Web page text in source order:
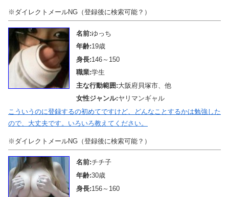
※ダイレクトメールNG（登録後に検索可能？）
名前:ゆっち
年齢:19歳
身長:146～150
職業:学生
主な行動範囲:大阪府貝塚市、他
女性ジャンル:ヤリマンギャル
こういうのに登録するの初めてですけど、どんなことするかは勉強した
ので、大丈夫です。いろいろ教えてください。
※ダイレクトメールNG（登録後に検索可能？）
名前:チチ子
年齢:30歳
身長:156～160